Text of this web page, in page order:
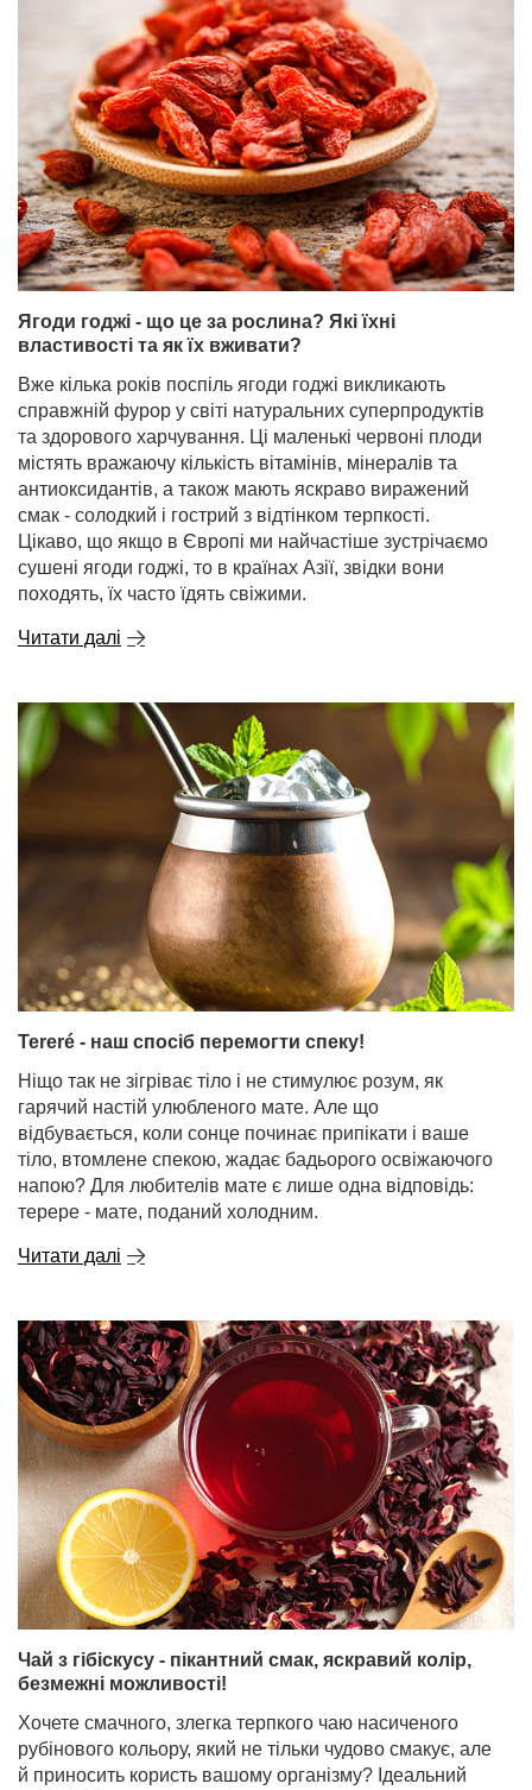
Ягоди годжі - що це за рослина? Які їхні
властивості та як їх вживати?
Вже кілька років поспіль ягоди годжі викликають
справжній фурор у світі натуральних суперпродуктів
та здорового харчування. Ці маленькі червоні плоди
містять вражаючу кількість вітамінів, мінералів та
антиоксидантів, а також мають яскраво виражений
смак - солодкий і гострий з відтінком терпкості.
Цікаво, що якщо в Європі ми найчастіше зустрічаємо
сушені ягоди годжі, то в країнах Азії, звідки вони
походять, їх часто їдять свіжими.
Читати далі
Tereré - наш спосіб перемогти спеку!
Ніщо так не зігріває тіло і не стимулює розум, як
гарячий настій улюбленого мате. Але що
відбувається, коли сонце починає припікати і ваше
тіло, втомлене спекою, жадає бадьорого освіжаючого
напою? Для любителів мате є лише одна відповідь:
терере - мате, поданий холодним.
Читати далі
Чай з гібіскусу - пікантний смак, яскравий колір,
безмежні можливості!
Хочете смачного, злегка терпкого чаю насиченого
рубінового кольору, який не тільки чудово смакує, але
й приносить користь вашому організму? Ідеальний